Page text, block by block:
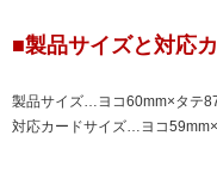
■製品サイズと対応
製品サイズ…ヨコ60mm×タテ
対応カードサイズ…ヨコ